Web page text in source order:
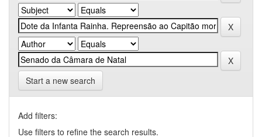
Start a new search
Add filters:
Use filters to refine the search results.